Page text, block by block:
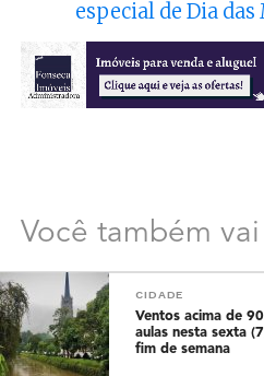
especial de Dia
Você também
CIDADE
Ventos acima de
aulas nesta sexta
fim de semana